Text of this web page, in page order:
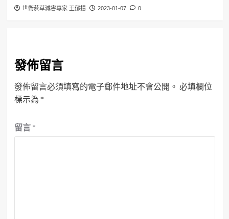
世衛菸草減害專家 王郁揚 2023-01-07 0
發佈留言
發佈留言必須填寫的電子郵件地址不會公開。 必填欄位
標示為 *
留言 *